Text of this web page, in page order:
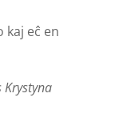
kaj eĉ en
Krystyna